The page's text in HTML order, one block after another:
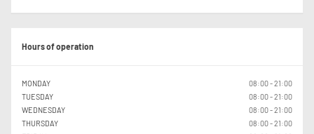
Hours of operation
MONDAY
08:00 - 21:00
TUESDAY
08:00 - 21:00
WEDNESDAY
08:00 - 21:00
THURSDAY
08:00 - 21:00